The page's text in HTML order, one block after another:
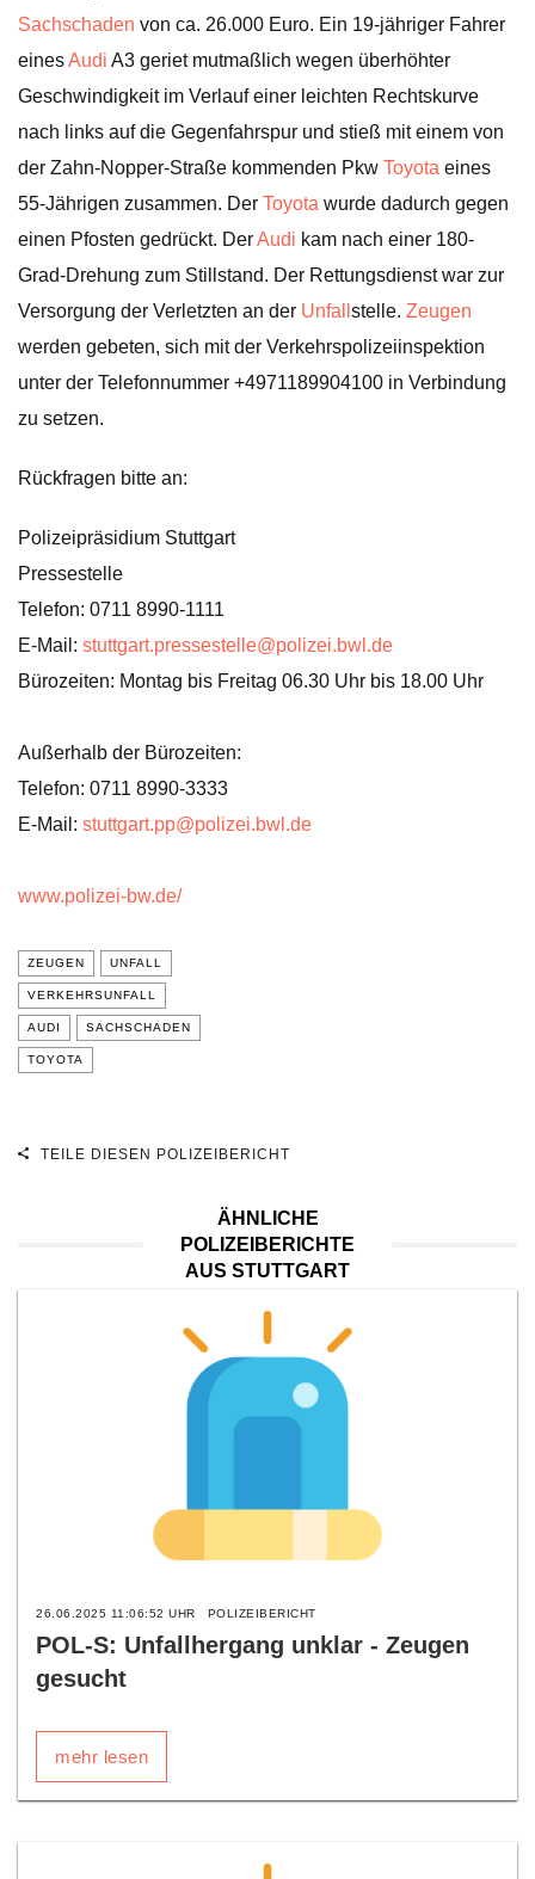
Sachschaden von ca. 26.000 Euro. Ein 19-jähriger Fahrer
einesAudi A3 geriet mutmaßlich wegen überhöhter
Geschwindigkeit im Verlauf einer leichten Rechtskurve
nach links auf die Gegenfahrspur und stieß mit einem von
der Zahn-Nopper-Straße kommenden Pkw Toyota eines
55-Jährigen zusammen. Der Toyota wurde dadurch gegen
einen Pfosten gedrückt. DerAudi kam nach einer 180-
Grad-Drehung zum Stillstand. Der Rettungsdienst war zur
Versorgung der Verletzten an der Unfall stelle. Zeugen
werden gebeten, sich mit der Verkehrspolizeiinspektion
unter der Telefonnummer +4971189904100 in Verbindung
zu setzen.
Rückfragen bitte an:
Polizeipräsidium Stuttgart
Pressestelle
Telefon: 0711 8990-1111
E-Mail: stuttgart.pressestelle@polizei.bwl.de
Bürozeiten: Montag bis Freitag 06.30 Uhr bis 18.00 Uhr
Außerhalb der Bürozeiten:
Telefon: 0711 8990-3333
E-Mail: stuttgart.pp@polizei.bwl.de
www.polizei-bw.de/
ZEUGEN UNFALL
VERKEHRSUNFALL
AUDI SACHSCHADEN
TOYOTA
TEILE DIESEN POLIZEIBERICHT
ÄHNLICHE
POLIZEIBERICHTE
AUS STUTTGART
26.06.2025 11:06:52 UHR POLIZEIBERICHT
POL-S: Unfallhergang unklar - Zeugen
gesucht
mehr lesen